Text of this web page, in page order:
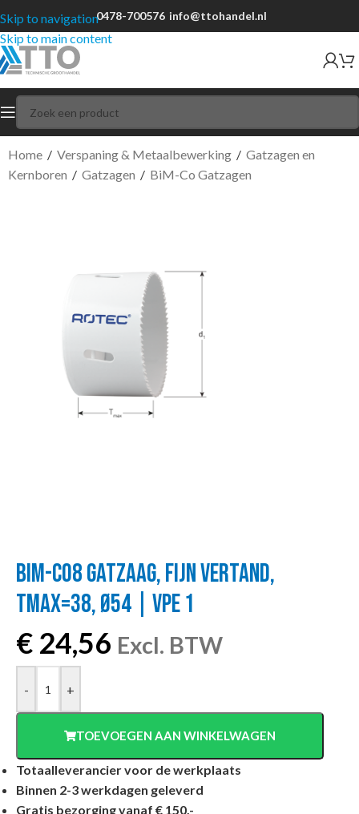
Skip to navigation
Skip to main content
0478-700576 info@ttohandel.nl
Home / Verspaning & Metaalbewerking / Gatzagen en
Kernboren / Gatzagen / BiM-Co Gatzagen
BIM-CO8 GATZAAG, FIJN VERTAND,
TMAX=38, Ø54 | VPE 1
€ 24,56 Excl. BTW
- +
TOEVOEGEN AAN WINKELWAGEN
Totaalleverancier voor de werkplaats
Binnen 2-3 werkdagen geleverd
Gratis bezorging vanaf € 150,-